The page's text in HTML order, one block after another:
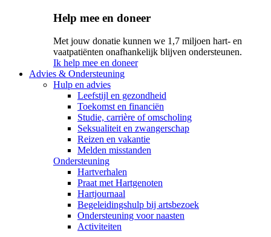
Help mee en doneer
Met jouw donatie kunnen we 1,7 miljoen hart- en
vaatpatiënten onafhankelijk blijven ondersteunen.
Ik help mee en doneer
Advies & Ondersteuning
Hulp en advies
Leefstijl en gezondheid
Toekomst en financiën
Studie, carrière of omscholing
Seksualiteit en zwangerschap
Reizen en vakantie
Melden misstanden
Ondersteuning
Hartverhalen
Praat met Hartgenoten
Hartjournaal
Begeleidingshulp bij artsbezoek
Ondersteuning voor naasten
Activiteiten